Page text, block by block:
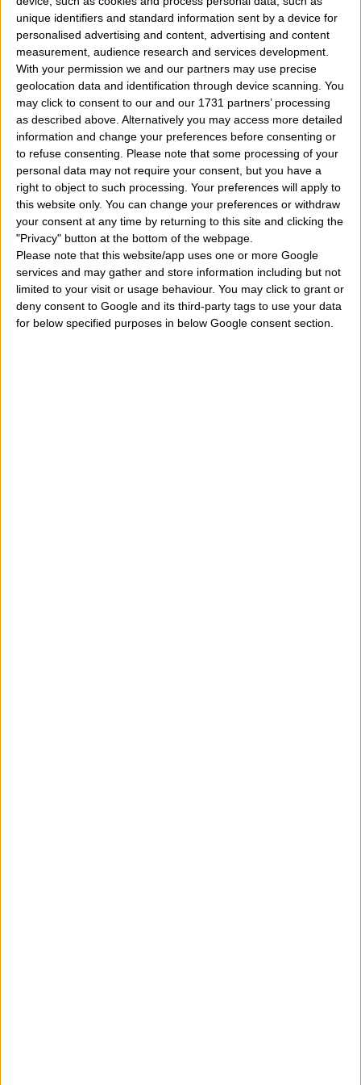
unique identifiers and standard information sent by a device for
personalised advertising and content, advertising and content
measurement, audience research and services development.
With your permission we and our partners may use precise
geolocation data and identification through device scanning. You
may click to consent to our and our 1731 partners’ processing
as described above. Alternatively you may access more detailed
information and change your preferences before consenting or
to refuse consenting.
Please note that some processing of your
personal data may not require your consent, but you have a
right to object to such processing. Your preferences will apply to
this website only. You can change your preferences or withdraw
your consent at any time by returning to this site and clicking the
"Privacy" button at the bottom of the webpage.
Please note that this website/app uses one or more Google
services and may gather and store information including but not
limited to your visit or usage behaviour. You may click to grant or
deny consent to Google and its third-party tags to use your data
for below specified purposes in below Google consent section.
qui.Quali sono le previsioni dell'oroscopo per la
giornata odierna per il segno leone?È un oroscopo
ovviamente generalizzato e calcolato sui movimenti di
SoleeLunaall'interno dello zodiaco.
È sempre meglio abbinare alle previsioni che leggete
qui anche quelle del vostro ascendente perchè facendo
un sunto di esse con quelle del vostro segno solare
potete avere maggiori dettagli su come potrebbe
andare la giornata di oggi. Calcolate
ascendente.
OROSCOPO DELLA GIORNATA(Aggiornamento
ore 07:00 circa di ogni mattina)